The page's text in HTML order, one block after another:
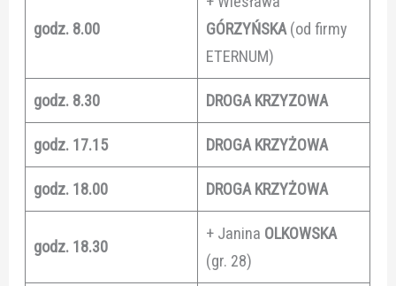
godz. 8.00
GÓRZYŃSKA (od firmy
ETERNUM)
godz. 8.30 DROGA KRZYZOWA
godz. 17.15 DROGA KRZYŻOWA
godz. 18.00 DROGA KRZYŻOWA
godz. 18.30
+ Janina OLKOWSKA
(gr. 28)